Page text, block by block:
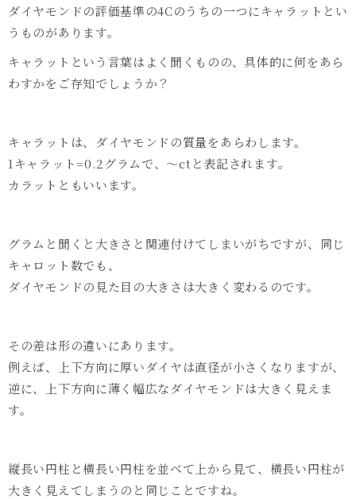
ダイヤモンドの評価基準の4Cのうちの一つにキャラットとい
うものがあります。
キャラットという言葉はよく聞くものの、具体的に何をあら
わすかをご存知でしょうか？
キャラットは、ダイヤモンドの質量をあらわします。
1キャラット=0.2グラムで、〜ctと表記されます。
カラットともいいます。
グラムと聞くと大きさと関連付けてしまいがちですが、同じ
キャロット数でも、
ダイヤモンドの見た目の大きさは大きく変わるのです。
その差は形の違いにあります。
例えば、上下方向に厚いダイヤは直径が小さくなりますが、
逆に、上下方向に薄く幅広なダイヤモンドは大きく見えま
す。
縦長い円柱と横長い円柱を並べて上から見て、横長い円柱が
大きく見えてしまうのと同じことですね。